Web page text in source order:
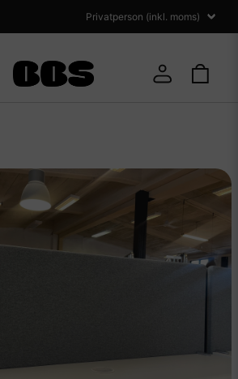
Bordsskärmar GÖTESSONS Bordsskärm